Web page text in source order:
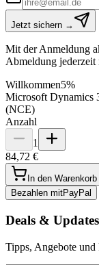
Jetzt sichern →
Mit der Anmeldung
Abmeldung jederzeit
Willkommen5%
Microsoft Dynamics
(NCE)
Anzahl
1
84,72 €
In den Warenkorb
Bezahlen mitPayPal
Deals &
Tipps, Angebote